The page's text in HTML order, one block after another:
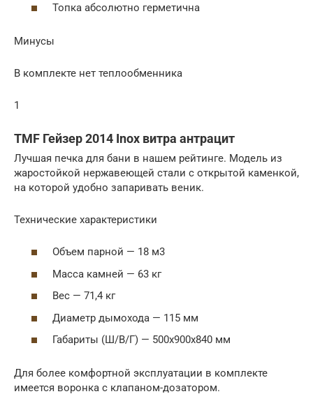
Топка абсолютно герметична
Минусы
В комплекте нет теплообменника
1
TMF Гейзер 2014 Inox витра антрацит
Лучшая печка для бани в нашем рейтинге. Модель из
жаростойкой нержавеющей стали с открытой каменкой,
на которой удобно запаривать веник.
Технические характеристики
Объем парной — 18 м3
Масса камней — 63 кг
Вес — 71,4 кг
Диаметр дымохода — 115 мм
Габариты (Ш/В/Г) — 500х900х840 мм
Для более комфортной эксплуатации в комплекте
имеется воронка с клапаном-дозатором.